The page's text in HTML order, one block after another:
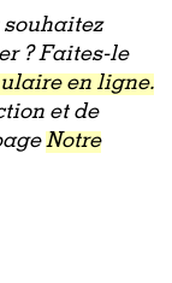
souhaitez
? Faites-le
en ligne.
et de
Notre